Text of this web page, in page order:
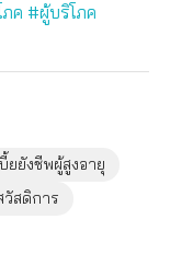
ค #ผู้บริโภค
ยยังชีพผู้สูงอายุ
วัสดิการ